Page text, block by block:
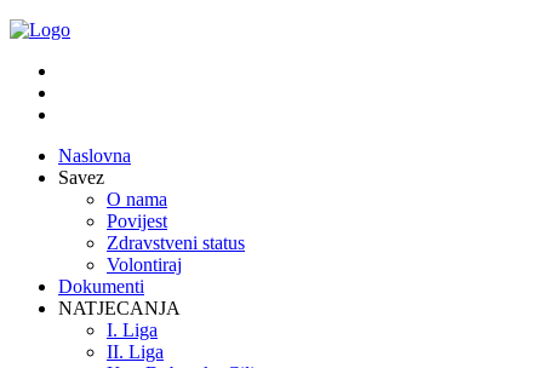
Naslovna
Savez
O nama
Povijest
Zdravstveni status
Volontiraj
Dokumenti
NATJECANJA
I. Liga
II. Liga